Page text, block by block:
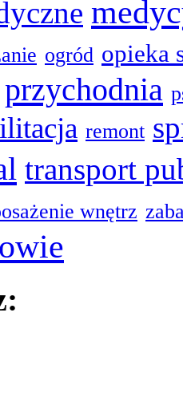
ogród opieka
przychodnia
remont
transport
wnętrz